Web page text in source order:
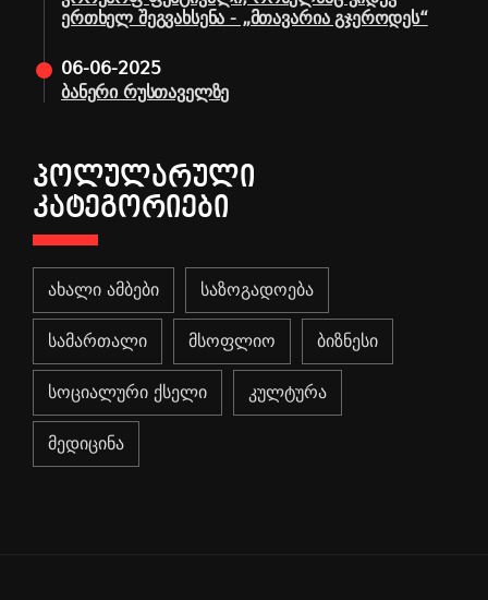
ერთხელ შეგვახსენა - „მთავარია გჯეროდეს“
06-06-2025
ბანერი რუსთაველზე
ᲞᲝᲚᲣᲚᲐᲠᲣᲚᲘ
ᲙᲐᲢᲔᲒᲝᲠᲘᲔᲑᲘ
ახალი ამბები საზოგადოება
სამართალი მსოფლიო ბიზნესი
სოციალური ქსელი კულტურა
მედიცინა